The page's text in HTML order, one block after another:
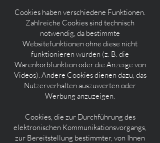
Cookies haben verschiedene Funktionen.
Zahlreiche Cookies sind technisch
notwendig, da bestimmte
Websitefunktionen ohne diese nicht
funktionieren würden (z. B. die
Warenkorbfunktion oder die Anzeige von
Videos). Andere Cookies dienen dazu, das
Nutzerverhalten auszuwerten oder
Werbung anzuzeigen.
Cookies, die zur Durchführung des
elektronischen Kommunikationsvorgangs,
zur Bereitstellung bestimmter, von Ihnen